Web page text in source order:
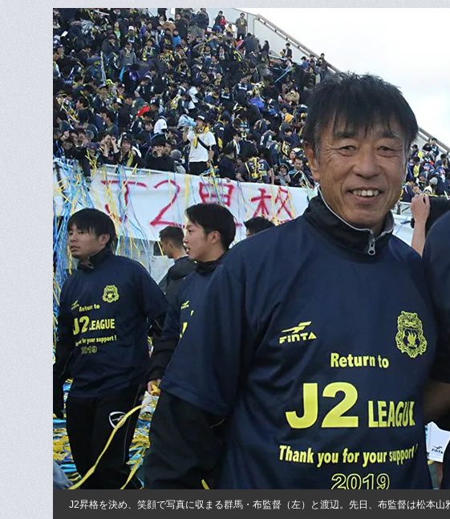
J2昇格を決め、笑顔で写真に収まる群馬・布監督（左）と渡辺。先日、布監督は松本